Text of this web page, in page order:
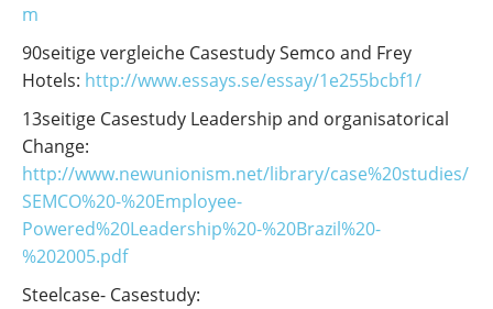
m
90seitige vergleiche Casestudy Semco and Frey
Hotels: http://www.essays.se/essay/1e255bcbf1/
13seitige Casestudy Leadership and organisatorical
Change:
http://www.newunionism.net/library/case%20studies/
SEMCO%20-%20Employee-
Powered%20Leadership%20-%20Brazil%20-
%202005.pdf
Steelcase- Casestudy: